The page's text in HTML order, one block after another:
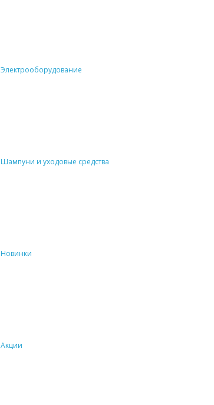
Электрооборудование
Шампуни и уходовые средства
Новинки
Акции